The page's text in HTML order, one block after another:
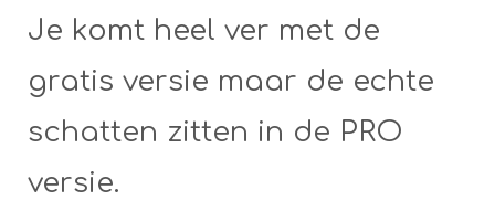
Je komt heel ver met de
gratis versie maar de echte
schatten zitten in de PRO
versie.